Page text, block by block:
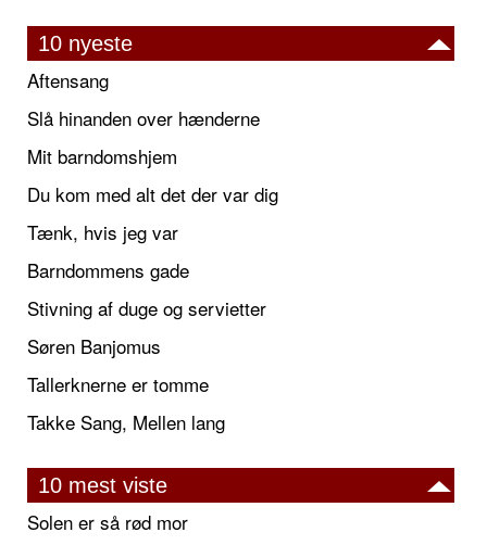
10 nyeste
Aftensang
Slå hinanden over hænderne
Mit barndomshjem
Du kom med alt det der var dig
Tænk, hvis jeg var
Barndommens gade
Stivning af duge og servietter
Søren Banjomus
Tallerknerne er tomme
Takke Sang, Mellen lang
10 mest viste
Solen er så rød mor